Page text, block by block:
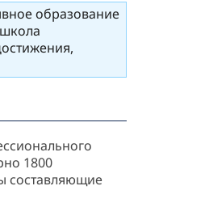
образование
1800
составляющие